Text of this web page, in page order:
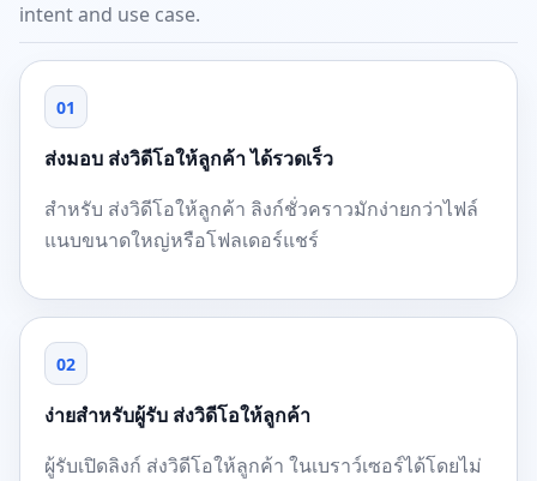
intent and use case.
01
ส่งมอบ ส่งวิดีโอให้ลูกค้า ได้รวดเร็ว
สำหรับ ส่งวิดีโอให้ลูกค้า ลิงก์ชั่วคราวมักง่ายกว่าไฟล์
แนบขนาดใหญ่หรือโฟลเดอร์แชร์
02
ง่ายสำหรับผู้รับ ส่งวิดีโอให้ลูกค้า
ผู้รับเปิดลิงก์ ส่งวิดีโอให้ลูกค้า ในเบราว์เซอร์ได้โดยไม่